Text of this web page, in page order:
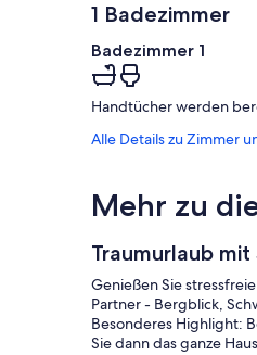
1 Badezimmer
Badezimmer 1
Handtücher werden
Alle Details zu Zimmer
Mehr zu
Traumurlaub mit
Genießen Sie
Partner - Bergblick,
Besonderes Highlight:
Sie dann das ganze